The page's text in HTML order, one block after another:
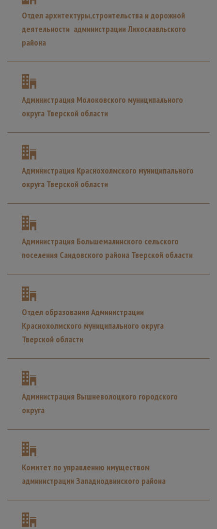
Отдел архитектуры,строительства и дорожной
деятельности администрации Лихославльского
района
Администрация Молоковского муниципального
округа Тверской области
Администрация Краснохолмского муниципального
округа Тверской области
Администрация Большемалинского сельского
поселения Сандовского района Тверской области
Отдел образования Администрации
Краснохолмского муниципального округа
Тверской области
Администрация Вышневолоцкого городского
округа
Комитет по управлению имуществом
администрации Западнодвинского района